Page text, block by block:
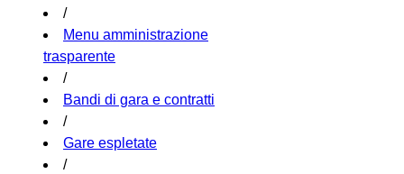
/
Menu amministrazione
trasparente
/
Bandi di gara e contratti
/
Gare espletate
/